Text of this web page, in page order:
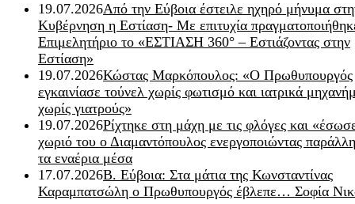
19.07.2026Από την Εύβοια έστειλε ηχηρό μήνυμα
Κυβέρνηση η Εστίαση- Με επιτυχία
Επιμελητήριο το «ΕΣΤΙΑΣΗ 360° – Εστιάζοντας στην
Εστίαση»
19.07.2026Κώστας Μαρκόπουλος: «Ο Πρωθυπουργός
εγκαινίασε τούνελ χωρίς φωτισμό και ιατρικά
χωρίς γιατρούς»
19.07.2026Ρίχτηκε στη μάχη με τις φλόγες και
χωριό του ο Διαμαντόπουλος ενεργοποιώντας
τα εναέρια μέσα
17.07.2026Β. Εύβοια: Στα μάτια της Κωνσταντίνας
Καραμπατσώλη ο Πρωθυπουργός έβλεπε… Σοφία